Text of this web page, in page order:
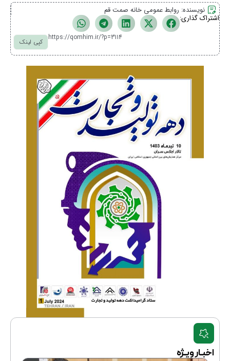
نویسنده: روابط عمومی خانه صمت قم
اشتراک گذاری:
کپی لینک https://qomhim.ir/?p=3114
اخبـار ویـژه